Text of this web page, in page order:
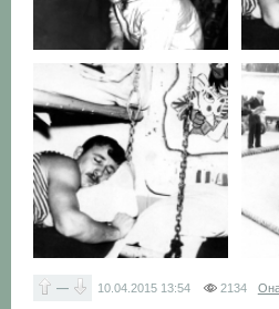
— 10.04.2015 13:54 2134